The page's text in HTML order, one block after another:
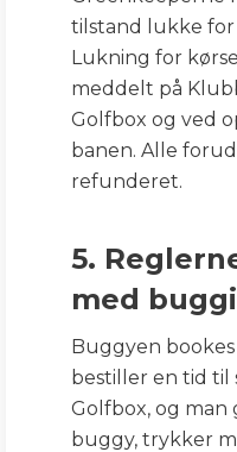
tilstand lukke
Lukning for
meddelt på
Golfbox og ved
banen. Alle
refunderet.
5.
med
Buggyen
bestiller en tid til
Golfbox, og man
buggy, trykker